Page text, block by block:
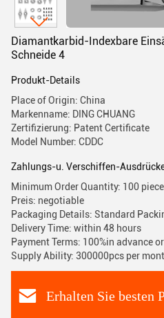
Diamantkarbid-Indexbare
Schneide 4
Produkt-Details
Place of Origin: China
Markenname: DING CHUANG
Zertifizierung: Patent Certificate
Model Number: CDDC
Zahlungs-u. Verschiffen-
Minimum Order Quantity: 100
Preis: negotiable
Packaging Details: Standard
Delivery Time: within 48 hours
Payment Terms: 100%in advance
Supply Ability: 300000pcs per
Erhalten Sie besten